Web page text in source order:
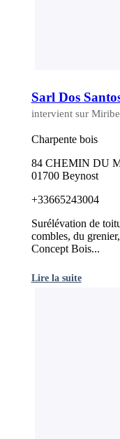
Sarl Dos
intervient sur
Charpente bois
84 CHEMIN DU
01700 Beynost
+33665243004
Surélévation de
combles, du
Concept Bois...
Lire la suite